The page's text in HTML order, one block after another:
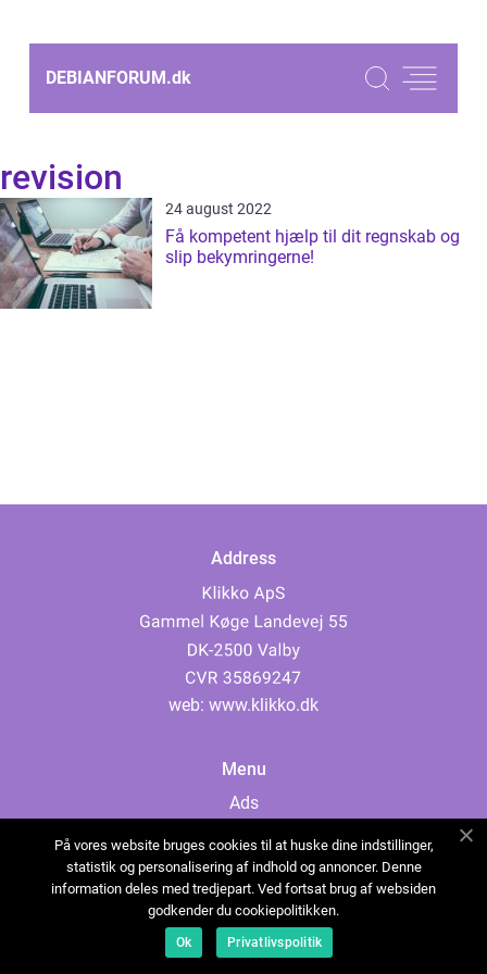
DEBIANFORUM.dk
revision
24 august 2022
Få kompetent hjælp til dit regnskab og
slip bekymringerne!
Address
web: www.klikko.dk
Menu
Ads
Cookies
Contact
Sitemap
På vores website bruges cookies til at huske dine indstillinger,
statistik og personalisering af indhold og annoncer. Denne
information deles med tredjepart. Ved fortsat brug af websiden
godkender du cookiepolitikken.
Ok Privatlivspolitik